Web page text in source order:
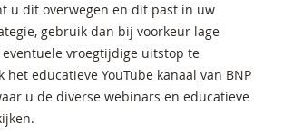
u dit overwegen en dit past in uw
gebruik dan bij voorkeur lage
vroegtijdige uitstop te
het educatieve YouTube kanaal van BNP
u de diverse webinars en educatieve